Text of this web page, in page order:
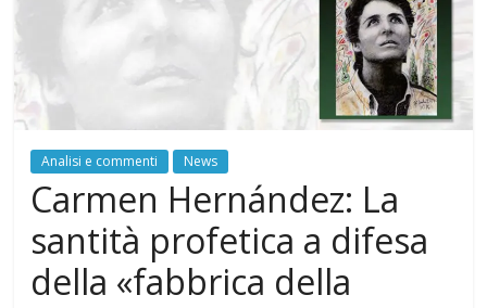
Analisi e commenti News
Carmen Hernández: La
santità profetica a difesa
della «fabbrica della